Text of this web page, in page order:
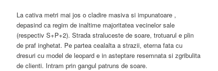
La cativa metri mai jos o cladire masiva si impunatoare ,
depasind ca regim de inaltime majoritatea vecinelor sale
(respectiv S+P+2). Strada straluceste de soare, trotuarul e plin
de praf inghetat. Pe partea cealalta a strazii, eterna fata cu
dresuri cu model de leopard e in asteptare resemnata si zgribulita
de clienti. Intram prin gangul patruns de soare.